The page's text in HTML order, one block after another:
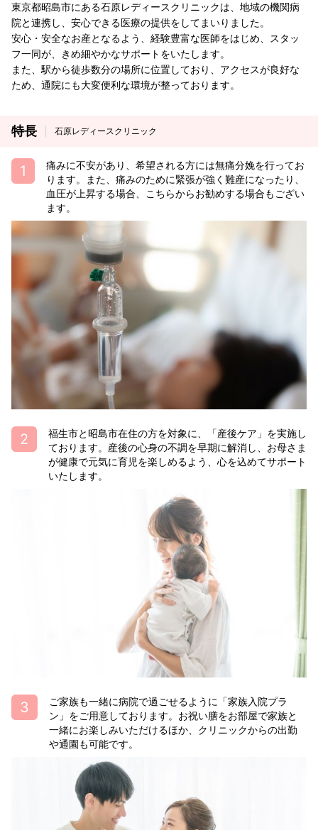
東京都昭島市にある石原レディースクリニックは、地域の機関病
院と連携し、安心できる医療の提供をしてまいりました。
安心・安全なお産となるよう、経験豊富な医師をはじめ、スタッ
フ一同が、きめ細やかなサポートをいたします。
また、駅から徒歩数分の場所に位置しており、アクセスが良好な
ため、通院にも大変便利な環境が整っております。
特長 石原レディースクリニック
痛みに不安があり、希望される方には無痛分娩を行ってお
ります。また、痛みのために緊張が強く難産になったり、
血圧が上昇する場合、こちらからお勧めする場合もござい
ます。
福生市と昭島市在住の方を対象に、「産後ケア」を実施し
ております。産後の心身の不調を早期に解消し、お母さま
が健康で元気に育児を楽しめるよう、心を込めてサポート
いたします。
ご家族も一緒に病院で過ごせるように「家族入院プラ
ン」をご用意しております。お祝い膳をお部屋で家族と
一緒にお楽しみいただけるほか、クリニックからの出勤
や通園も可能です。